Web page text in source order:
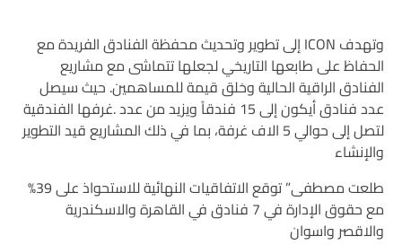
وتهدف ICON إلى تطوير وتحديث محفظة الفنادق الفريدة مع
الحفاظ على طابعها التاريخي لجعلها تتماشى مع مشاريع
الفنادق الراقية الحالية وخلق قيمة للمساهمين. حيث سيصل
عدد فنادق أيكون إلى 15 فندقاً ويزيد من عدد .غرفها الفندقية
لتصل إلى حوالي 5 الاف غرفة، بما في ذلك المشاريع قيد التطوير
والإنشاء
طلعت مصطفى” توقع الاتفاقيات النهائية للاستحواذ على 39%
مع حقوق الإدارة في 7 فنادق في القاهرة والاسكندرية
والاقصر واسوان